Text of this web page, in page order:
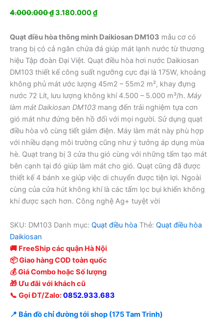
4.000.000₫Giá
là:
4.000.000 ₫.
3.180.000₫Giá
tại
là:
3.180.000 ₫.
Quạt điều hòa thông minh Daikiosan DM103 mẫu cơ có
trang bị có cả ngăn chứa đá giúp mát lạnh nước từ thương
hiệu Tập đoàn Đại Việt. Quạt điều hòa hơi nước Daikiosan
DM103 thiết kế công suất ngưỡng cực đại là 175W, khoảng
không phủ mát ước lượng 45m2 – 55m2 m², khay đựng
nước 72 Lít, lưu lượng không khí 4.500 – 5.000 m³/h. Máy
làm mát Daikiosan DM103 mang đến trải nghiệm tựa cơn
gió mát như đứng bên hồ đối với mọi người. Sử dụng quạt
điều hòa vô cùng tiết giảm điện. Máy làm mát này phù hợp
với nhiều dạng môi trường cũng như ý tưởng áp dụng mùa
hè. Quạt trang bị 3 cửa thu gió cùng với những tấm tạo mát
bên cạnh tại đó giúp làm mát cho gió. Quạt cũng đã được
thiết kế 4 bánh xe giúp việc di chuyển được tiện lợi. Ngoài
cùng của cửa hút không khí là các tấm lọc bụi khiến không
khí được sạch hơn. Công nghệ Ag+ tuyệt vời
SKU: DM103 Danh mục: Quạt điều hòa Thẻ: Quạt điều hòa
Daikiosan
🚚 FreeShip các quận Hà Nội
📦 Giao hàng COD toàn quốc
💰 Giá Combo hoặc Số lượng
🎁 Ưu đãi với khách cũ
📞 Gọi ĐT/Zalo:0852.933.683
📍 Bản đồ chỉ đường tới shop (175 Tam Trinh)